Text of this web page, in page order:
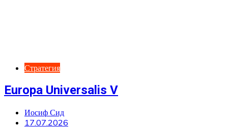
Стратегия
Europa Universalis V
Иосиф Сид
17.07.2026